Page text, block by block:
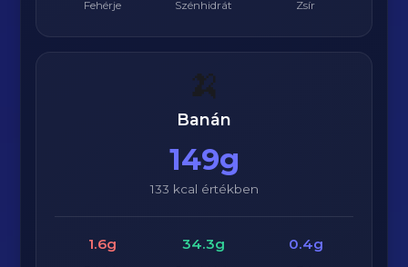
Fehérje Szénhidrát Zsír
🍌
Banán
149g
133 kcal értékben
1.6g 34.3g 0.4g